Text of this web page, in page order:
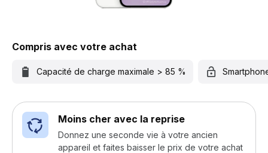
Compris avec votre achat
Capacité de charge maximale > 85 %
Moins cher avec la reprise
Donnez une seconde vie à votre ancien
appareil et faites baisser le prix de votre achat